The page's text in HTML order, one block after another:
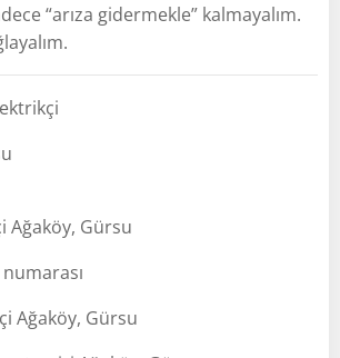
“arıza gidermekle” kalmayalım.
Ağaköy, Gürsu
Ağaköy, Gürsu